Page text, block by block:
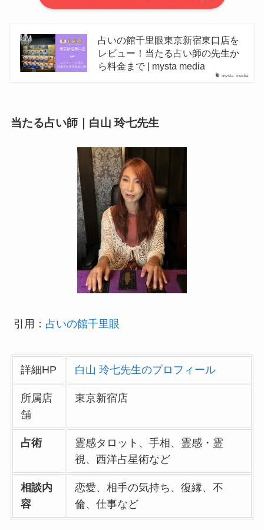
mysta media
占いの館千里眼東京新宿東口店を
レビュー！当たる占い師の先生か
ら料金まで | mysta media
当たる占い師｜白山 玲七先生
引用： 占いの館千里眼
詳細HP 白山 玲七先生のプロフィール
所属店
舗
東京新宿店
占術
霊感タロット、手相、霊感・霊
視、西洋占星術など
相談内
容
恋愛、相手の気持ち、復縁、不
倫、仕事など